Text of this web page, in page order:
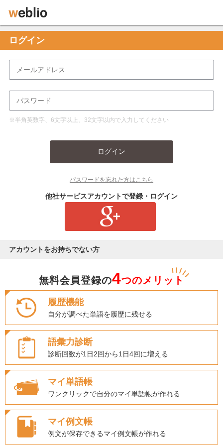
ログイン
※半角英数字、6文字以上、32文字以内で入力してください
ログイン
パスワードを忘れた方はこちら
他社サービスアカウントで登録・ログイン
アカウントをお持ちでない方
無料会員登録の4つのメリット
履歴機能
自分が調べた単語を履歴に残せる
語彙力診断
診断回数が1日2回から1日4回に増える
マイ単語帳
ワンクリックで自分のマイ単語帳が作れる
マイ例文帳
例文が保存できるマイ例文帳が作れる